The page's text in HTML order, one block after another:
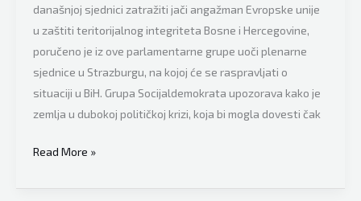
današnjoj sjednici zatražiti jači angažman Evropske unije
u zaštiti teritorijalnog integriteta Bosne i Hercegovine,
poručeno je iz ove parlamentarne grupe uoči plenarne
sjednice u Strazburgu, na kojoj će se raspravljati o
situaciji u BiH. Grupa Socijaldemokrata upozorava kako je
zemlja u dubokoj političkoj krizi, koja bi mogla dovesti čak
Socijaldemokrati
Evropskom
Read More »